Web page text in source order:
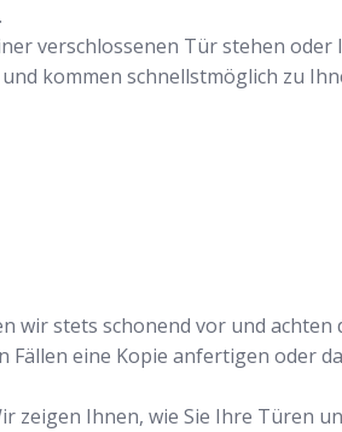
verschlossenen Tür stehen oder
kommen schnellstmöglich zu
stets schonend vor und achten
eine Kopie anfertigen oder
zeigen Ihnen, wie Sie Ihre Türen